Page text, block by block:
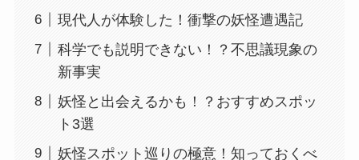
現代人が体験した！衝撃の妖怪遭遇記
科学でも説明できない！？不思議現象の
新事実
妖怪と出会えるかも！？おすすめスポッ
ト3選
妖怪スポット巡りの極意！知っておくべ